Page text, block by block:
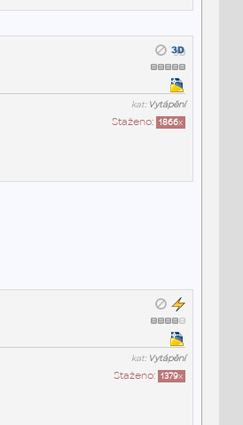
kat: Vytápění
Staženo: 1866x
kat: Vytápění
Staženo: 1379x